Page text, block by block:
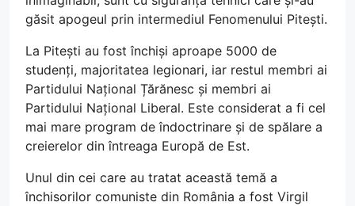
găsit apogeul prin intermediul Fenomenului Pitești.
La Pitești au fost închiși aproape 5000 de
studenți, majoritatea legionari, iar restul membri ai
Partidului Național Țărănesc și membri ai
Partidului Național Liberal. Este considerat a fi cel
mai mare program de îndoctrinare și de spălare a
creierelor din întreaga Europă de Est.
Unul din cei care au tratat această temă a
închisorilor comuniste din România a fost Virgil